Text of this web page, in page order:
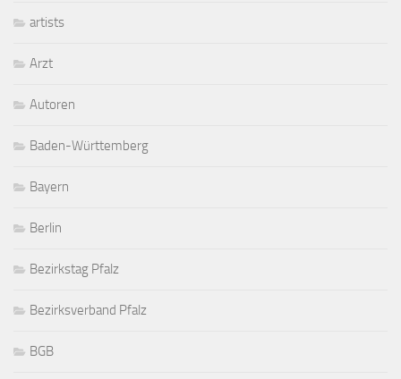
artists
Arzt
Autoren
Baden-Württemberg
Bayern
Berlin
Bezirkstag Pfalz
Bezirksverband Pfalz
BGB